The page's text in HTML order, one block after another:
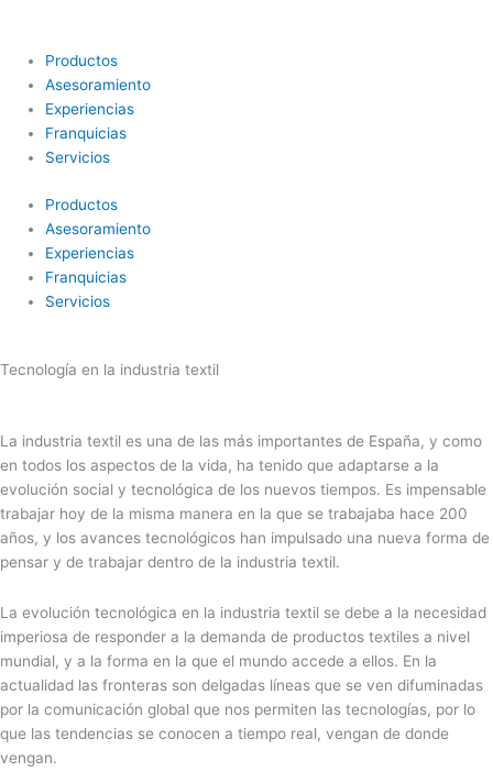
contenidoProductos
Asesoramiento
Experiencias
Franquicias
Servicios
Productos
Asesoramiento
Experiencias
Franquicias
Servicios
Tecnología en la industria textil
La industria textil es una de las más importantes de España, y como
en todos los aspectos de la vida, ha tenido que adaptarse a la
evolución social y tecnológica de los nuevos tiempos. Es impensable
trabajar hoy de la misma manera en la que se trabajaba hace 200
años, y los avances tecnológicos han impulsado una nueva forma de
pensar y de trabajar dentro de la industria textil.
La evolución tecnológica en la industria textil se debe a la necesidad
imperiosa de responder a la demanda de productos textiles a nivel
mundial, y a la forma en la que el mundo accede a ellos. En la
actualidad las fronteras son delgadas líneas que se ven difuminadas
por la comunicación global que nos permiten las tecnologías, por lo
que las tendencias se conocen a tiempo real, vengan de donde
vengan.